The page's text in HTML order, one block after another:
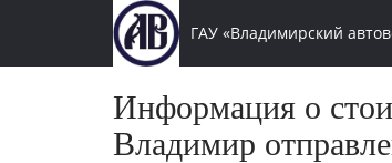
ГАУ «Владимирский
Информация о
Владимир